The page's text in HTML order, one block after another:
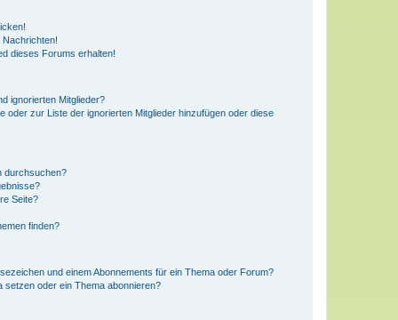
dieses Forums erhalten!
ignorierten Mitglieder?
oder zur Liste der ignorierten Mitglieder hinzufügen oder diese
durchsuchen?
Seite?
finden?
und einem Abonnements für ein Thema oder Forum?
setzen oder ein Thema abonnieren?